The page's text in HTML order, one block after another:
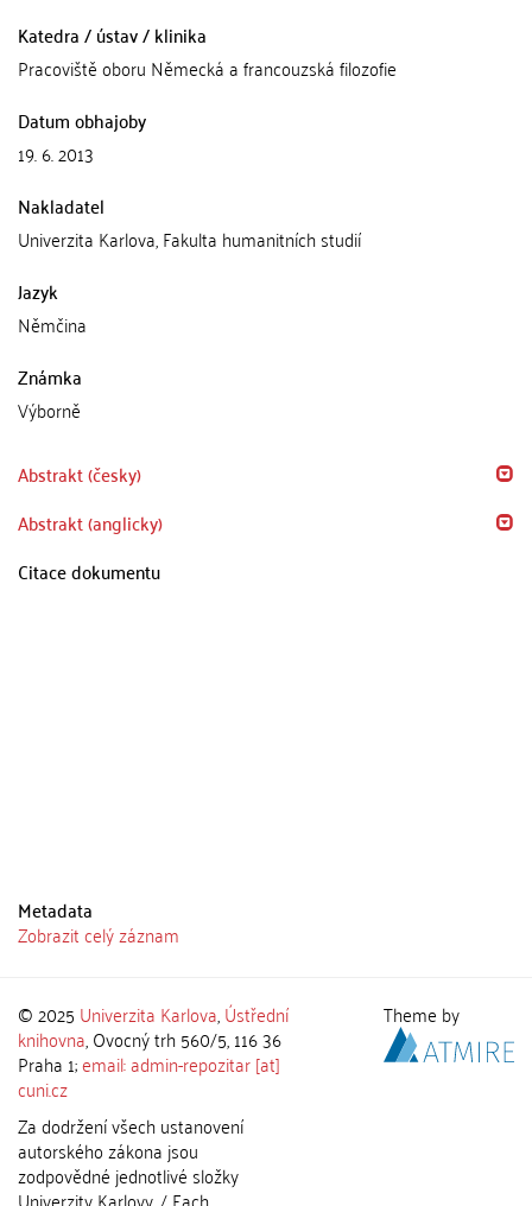
Katedra / ústav / klinika
Pracoviště oboru Německá a francouzská filozofie
Datum obhajoby
19. 6. 2013
Nakladatel
Univerzita Karlova, Fakulta humanitních studií
Jazyk
Němčina
Známka
Výborně
Abstrakt (česky)
Abstrakt (anglicky)
Citace dokumentu
Metadata
Zobrazit celý záznam
© 2025 Univerzita Karlova,Ústřední
knihovna, Ovocný trh 560/5, 116 36
Praha 1;email: admin-repozitar [at]
cuni.cz
Za dodržení všech ustanovení
autorského zákona jsou
zodpovědné jednotlivé složky
Theme by